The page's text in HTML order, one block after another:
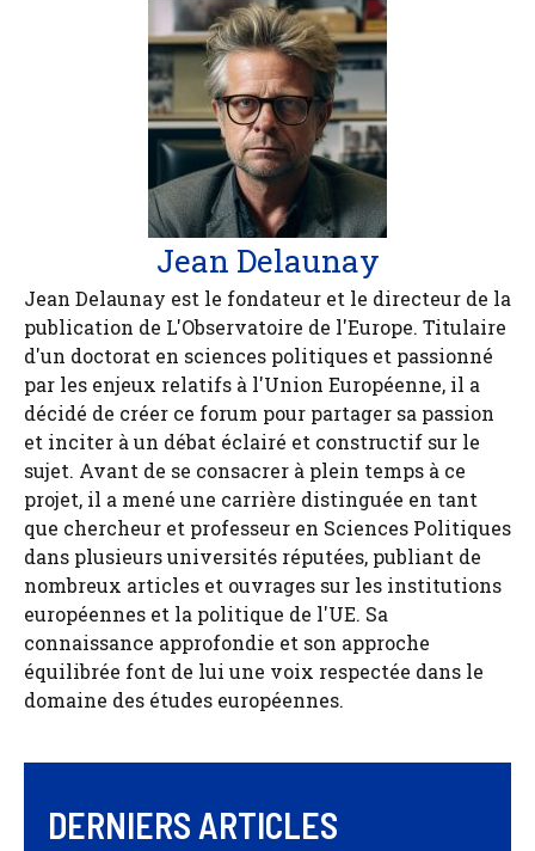
Jean Delaunay
Jean Delaunay est le fondateur et le directeur de la
publication de L'Observatoire de l'Europe. Titulaire
d'un doctorat en sciences politiques et passionné
par les enjeux relatifs à l'Union Européenne, il a
décidé de créer ce forum pour partager sa passion
et inciter à un débat éclairé et constructif sur le
sujet. Avant de se consacrer à plein temps à ce
projet, il a mené une carrière distinguée en tant
que chercheur et professeur en Sciences Politiques
dans plusieurs universités réputées, publiant de
nombreux articles et ouvrages sur les institutions
européennes et la politique de l'UE. Sa
connaissance approfondie et son approche
équilibrée font de lui une voix respectée dans le
domaine des études européennes.
DERNIERS ARTICLES